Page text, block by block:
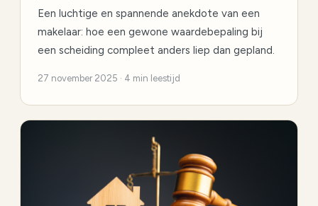
Een luchtige en spannende anekdote van een
makelaar: hoe een gewone waardebepaling bij
een scheiding compleet anders liep dan gepland.
27 november 2025 · 4 min leestijd